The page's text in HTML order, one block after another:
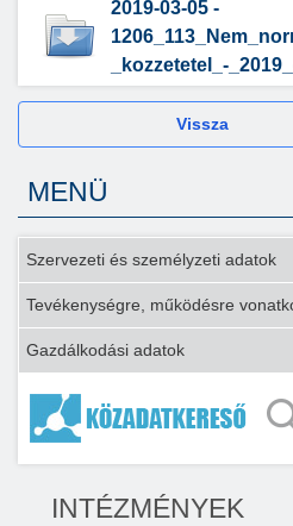
2019-03-05 -
_kozzetetel_-
Vissza
MENÜ
Szervezeti és személyzeti adatok
Tevékenységre, működésre
Gazdálkodási adatok
INTÉZMÉNYEK